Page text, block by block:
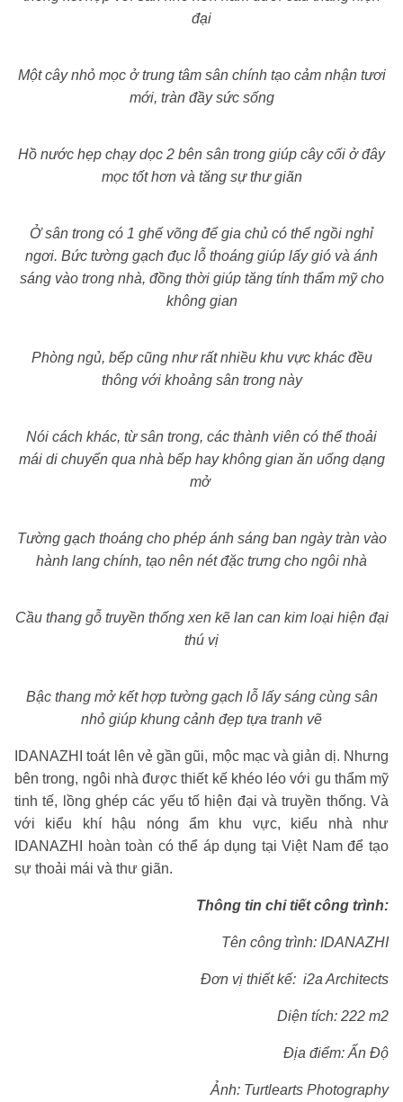
đại
Một cây nhỏ mọc ở trung tâm sân chính tạo cảm nhận tươi
mới, tràn đầy sức sống
Hồ nước hẹp chạy dọc 2 bên sân trong giúp cây cối ở đây
mọc tốt hơn và tăng sự thư giãn
Ở sân trong có 1 ghế võng để gia chủ có thể ngồi nghỉ
ngơi. Bức tường gạch đục lỗ thoáng giúp lấy gió và ánh
sáng vào trong nhà, đồng thời giúp tăng tính thẩm mỹ cho
không gian
Phòng ngủ, bếp cũng như rất nhiều khu vực khác đều
thông với khoảng sân trong này
Nói cách khác, từ sân trong, các thành viên có thể thoải
mái di chuyển qua nhà bếp hay không gian ăn uống dạng
mở
Tường gạch thoáng cho phép ánh sáng ban ngày tràn vào
hành lang chính, tạo nên nét đặc trưng cho ngôi nhà
Cầu thang gỗ truyền thống xen kẽ lan can kim loại hiện đại
thú vị
Bậc thang mở kết hợp tường gạch lỗ lấy sáng cùng sân
nhỏ giúp khung cảnh đẹp tựa tranh vẽ
IDANAZHI toát lên vẻ gần gũi, mộc mạc và giản dị. Nhưng
bên trong, ngôi nhà được thiết kế khéo léo với gu thẩm mỹ
tinh tế, lồng ghép các yếu tố hiện đại và truyền thống. Và
với kiểu khí hậu nóng ẩm khu vực, kiểu nhà như
IDANAZHI hoàn toàn có thể áp dụng tại Việt Nam để tạo
sự thoải mái và thư giãn.
Thông tin chi tiết công trình:
Tên công trình: IDANAZHI
Đơn vị thiết kế: i2a Architects
Diện tích: 222 m2
Địa điểm: Ấn Độ
Ảnh: Turtlearts Photography